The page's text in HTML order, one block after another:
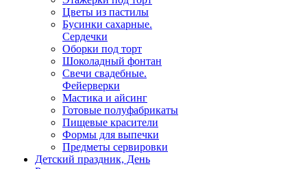
Цветы из пастилы
Бусинки сахарные.
Сердечки
Оборки под торт
Шоколадный фонтан
Свечи свадебные.
Фейерверки
Мастика и айсинг
Готовые полуфабрикаты
Пищевые красители
Формы для выпечки
Предметы сервировки
Детский праздник, День